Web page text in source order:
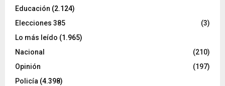
Educación (2.124)
Elecciones 385
(3)
Lo más leído (1.965)
Nacional
(210)
Opinión
(197)
Policía (4.398)